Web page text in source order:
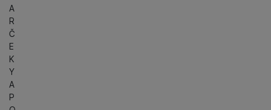
A
R
Č
E
K
Y
A
P